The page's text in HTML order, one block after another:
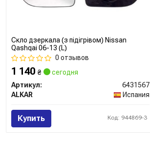
Скло дзеркала (з підігрівом) Nissan
Qashqai 06-13 (L)
0 отзывов
1 140 ₴
сегодня
Артикул:
6431567
ALKAR
Испания
Купить Код: 944869-3